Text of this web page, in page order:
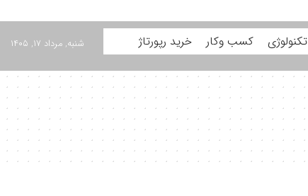
تکنولوژی کسب وکار خرید رپورتاژ شنبه, مرداد ۱۷, ۱۴۰۵